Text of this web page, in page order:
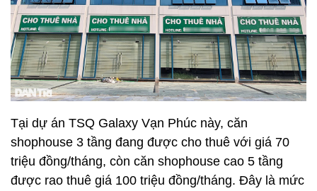
Tại dự án TSQ Galaxy Vạn Phúc này, căn
shophouse 3 tầng đang được cho thuê với giá 70
triệu đồng/tháng, còn căn shophouse cao 5 tầng
được rao thuê giá 100 triệu đồng/tháng. Đây là mức